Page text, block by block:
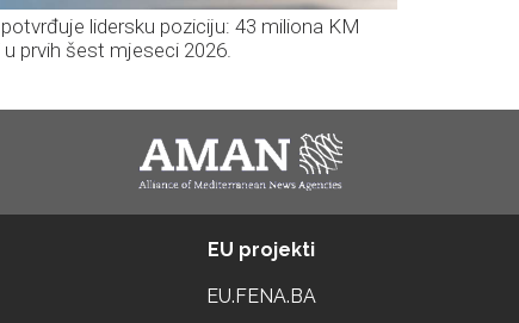
lidersku poziciju: 43 miliona KM
u prvih šest mjeseci 2026.
EU projekti
EU.FENA.BA